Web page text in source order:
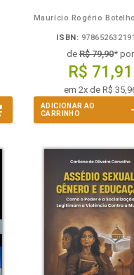
ISBN:
de R$ 79,90* por
R$ 71,91
em 2x de R$
ADICIONAR AO
CARRINHO